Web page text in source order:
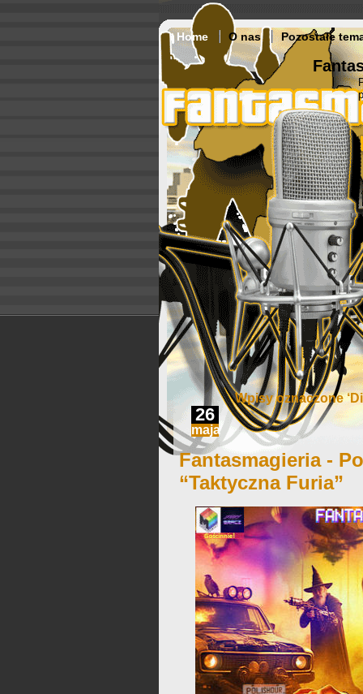
Home O nas Pozostałe
Wpisy oznaczone
26
maja
Fantasmagieria -
“Taktyczna Furia”